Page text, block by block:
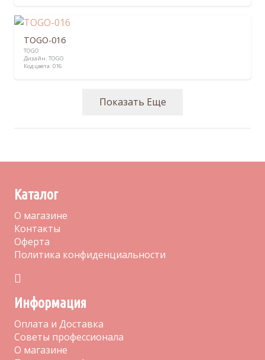
TOGO-016
TOGO
Дизайн: TOGO
Код цвета: 016
Показать Еще
Каталог
О магазине
Контакты
Оферта
Политика конфиденциальности
Информация
Оплата и Доставка
Советы профессионала
О магазине